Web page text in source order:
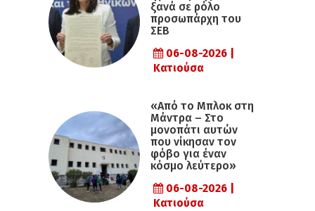
ξανά σε ρόλο
προσωπάρχη του
ΣΕΒ
06-08-2026 |
Κατιούσα
«Από το Μπλοκ στη
Μάντρα – Στο
μονοπάτι αυτών
που νίκησαν τον
φόβο για έναν
κόσμο λεύτερο»
06-08-2026 |
Κατιούσα